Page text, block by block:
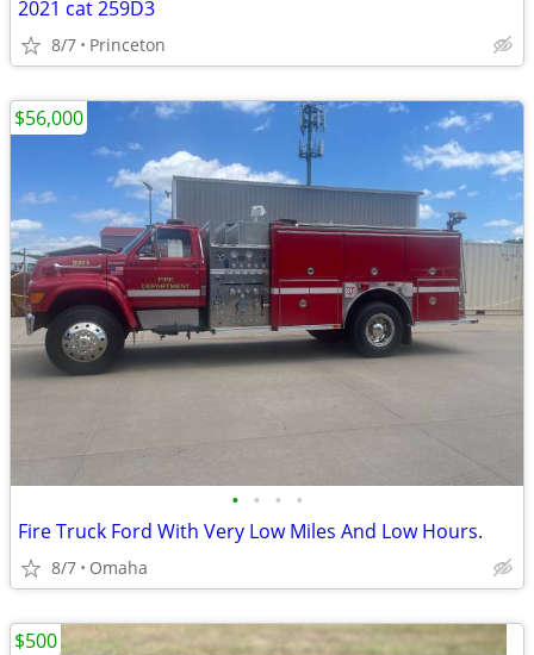
2021 cat 259D3
8/7 Princeton
• • • •
Fire Truck Ford With Very Low Miles And Low Hours.
8/7 Omaha
$56,000
$500